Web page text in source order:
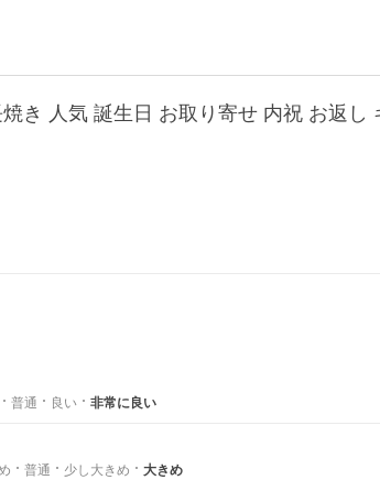
普通 良い 非常に良い
普通 少し大きめ 大きめ